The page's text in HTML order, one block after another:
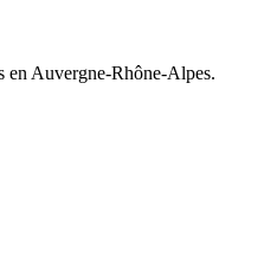
en Auvergne-Rhône-Alpes.